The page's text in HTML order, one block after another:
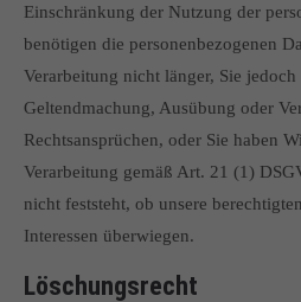
Einschränkung der Nutzung der
benötigen die personenbezogenen
Verarbeitung nicht länger, Sie
Geltendmachung, Ausübung oder
Rechtsansprüchen, oder Sie haben
Verarbeitung gemäß Art. 21 (1)
nicht feststeht, ob unsere
Interessen überwiegen.
Löschungsrecht